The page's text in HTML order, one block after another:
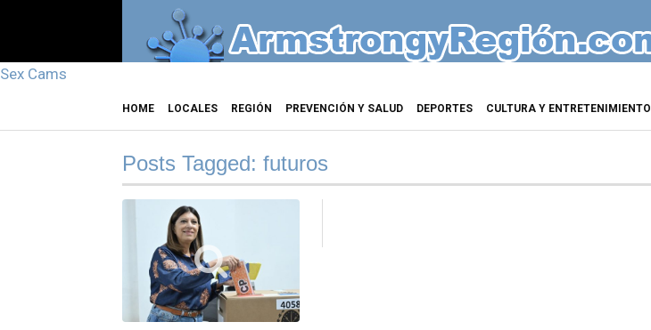
Sex Cams
HOME LOCALES REGIÓN PREVENCIÓN Y SALUD DEPORTES CULTURA Y ENTRETENIMIENTO
Posts Tagged: futuros